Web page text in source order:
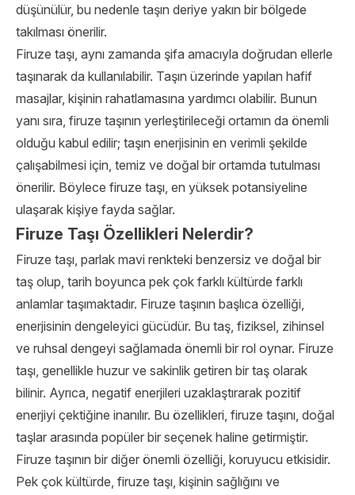
düşünülür, bu nedenle taşın deriye yakın bir bölgede
takılması önerilir.
Firuze taşı, aynı zamanda şifa amacıyla doğrudan ellerle
taşınarak da kullanılabilir. Taşın üzerinde yapılan hafif
masajlar, kişinin rahatlamasına yardımcı olabilir. Bunun
yanı sıra, firuze taşının yerleştirileceği ortamın da önemli
olduğu kabul edilir; taşın enerjisinin en verimli şekilde
çalışabilmesi için, temiz ve doğal bir ortamda tutulması
önerilir. Böylece firuze taşı, en yüksek potansiyeline
ulaşarak kişiye fayda sağlar.
Firuze Taşı Özellikleri Nelerdir?
Firuze taşı, parlak mavi renkteki benzersiz ve doğal bir
taş olup, tarih boyunca pek çok farklı kültürde farklı
anlamlar taşımaktadır. Firuze taşının başlıca özelliği,
enerjisinin dengeleyici gücüdür. Bu taş, fiziksel, zihinsel
ve ruhsal dengeyi sağlamada önemli bir rol oynar. Firuze
taşı, genellikle huzur ve sakinlik getiren bir taş olarak
bilinir. Ayrıca, negatif enerjileri uzaklaştırarak pozitif
enerjiyi çektiğine inanılır. Bu özellikleri, firuze taşını, doğal
taşlar arasında popüler bir seçenek haline getirmiştir.
Firuze taşının bir diğer önemli özelliği, koruyucu etkisidir.
Pek çok kültürde, firuze taşı, kişinin sağlığını ve